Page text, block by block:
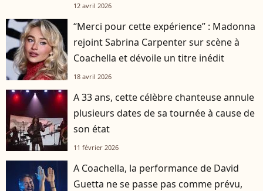
12 avril 2026
“Merci pour cette expérience” : Madonna
rejoint Sabrina Carpenter sur scène à
Coachella et dévoile un titre inédit
18 avril 2026
A 33 ans, cette célèbre chanteuse annule
plusieurs dates de sa tournée à cause de
son état
11 février 2026
A Coachella, la performance de David
Guetta ne se passe pas comme prévu,